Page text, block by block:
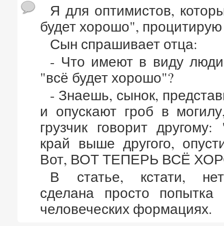
Я для оптимистов,
будет хорошо",
Сын спрашивает отца:
- Что имеют в виду люди,
"всё будет хорошо"?
- Знаешь, сынок,
и опускают гроб в
грузчик говорит
край выше другого,
Вот, ВОТ ТЕПЕРЬ ВСЁ
В статье, кстати,
сделана просто попытка
человеческих формациях.